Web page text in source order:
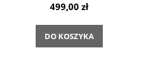
499,00 zł
DO KOSZYKA